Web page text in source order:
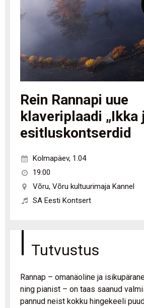
Rein Rannapi uue
klaveriplaadi „Ikka
esitluskontserdid
Kolmapäev, 1.04
19:00
Võru, Võru kultuurimaja Kannel
SA Eesti Kontsert
Tutvustus
Rannap – omanäoline ja
ning pianist – on taas saanud
pannud neist kokku hingekeeli